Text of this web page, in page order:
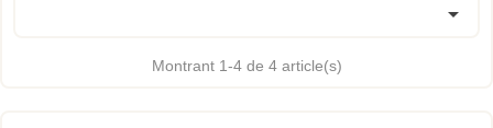

Montrant 1-4 de 4 article(s)